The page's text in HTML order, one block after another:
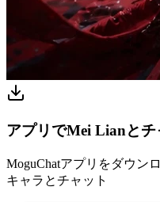
アプリでMei Lianとチ
MoguChatアプリをダウン
キャラとチャット